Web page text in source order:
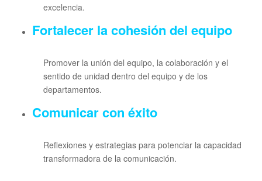
excelencia.
Fortalecer la cohesión del equipo
Promover la unión del equipo, la colaboración y el
sentido de unidad dentro del equipo y de los
departamentos.
Comunicar con éxito
Reflexiones y estrategias para potenciar la capacidad
transformadora de la comunicación.